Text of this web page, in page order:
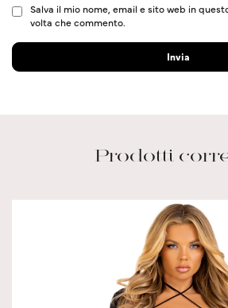
Salva il mio nome, email e sito web in
volta che commento.
Prodotti